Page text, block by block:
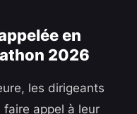
en
2026
les dirigeants
faire appel à leur